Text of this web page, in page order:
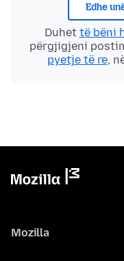
Edhe
Duhet të bëni
përgjigjeni
pyetje të re,
Mozilla